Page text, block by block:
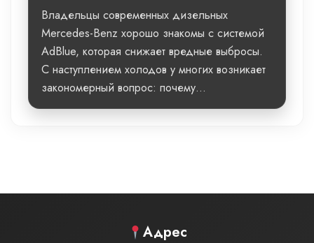
Владельцы современных дизельных
Mercedes-Benz хорошо знакомы с системой
AdBlue, которая снижает вредные выбросы.
С наступлением холодов у многих возникает
закономерный вопрос: почему...
Адрес